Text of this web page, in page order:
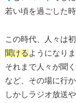
若い頃を過ごした時
この時代、人々は
聞ける ようになりま
それまで人々が聞
など、その場に行
しかしラジオ放送